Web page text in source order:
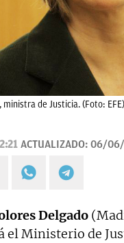
ministra de Justicia. (Foto: EFE)
ACTUALIZADO: 06/06/
Delgado
el Ministerio de